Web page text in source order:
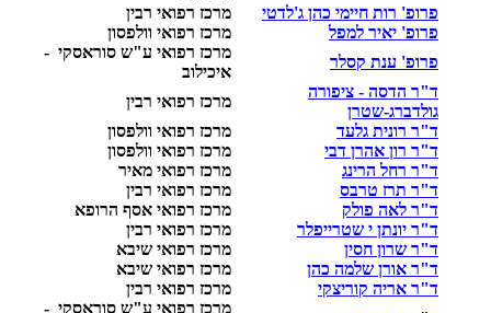
פרופ' רות חיימי כהן ג'לדטי
מרכז רפואי רבין
פרופ' יאיר למפל
מרכז רפואי וולפסון
פרופ' ענת קסלר
מרכז רפואי ע"ש סוראסקי -
איכילוב
ד"ר הדסה - ציפורה
גולדברג-שטרן
מרכז רפואי רבין
ד"ר רונית גלעד
מרכז רפואי וולפסון
ד"ר רון אהרן דבי
מרכז רפואי וולפסון
ד"ר רחל הרינג
מרכז רפואי מאיר
ד"ר תרז טרבס
מרכז רפואי רבין
ד"ר לאה פולק
מרכז רפואי אסף הרופא
ד"ר יונתן י שטרייפלר
מרכז רפואי רבין
ד"ר שרון חסין
מרכז רפואי שיבא
ד"ר אורן שלמה כהן
מרכז רפואי שיבא
ד"ר אריה קוריצקי
מרכז רפואי רבין
מרכז רפואי ע"ש סוראסקי -